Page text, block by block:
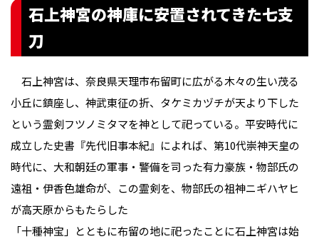
石上神宮の神庫に安置されてきた七支
刀
石上神宮は、奈良県天理市布留町に広がる木々の生い茂る
小丘に鎮座し、神武東征の折、タケミカヅチが天より下した
という霊剣フツノミタマを神として祀っている。平安時代に
成立した史書『先代旧事本紀』によれば、第10代崇神天皇の
時代に、大和朝廷の軍事・警備を司った有力豪族・物部氏の
遠祖・伊香色雄命が、この霊剣を、物部氏の祖神ニギハヤヒ
が高天原からもたらした
「十種神宝」とともに布留の地に祀ったことに石上神宮は始